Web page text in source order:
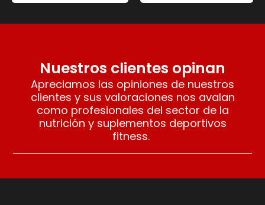
Nuestros clientes opinan
Apreciamos las opiniones de nuestros
clientes y sus valoraciones nos avalan
como profesionales del sector de la
nutrición y suplementos deportivos
fitness.